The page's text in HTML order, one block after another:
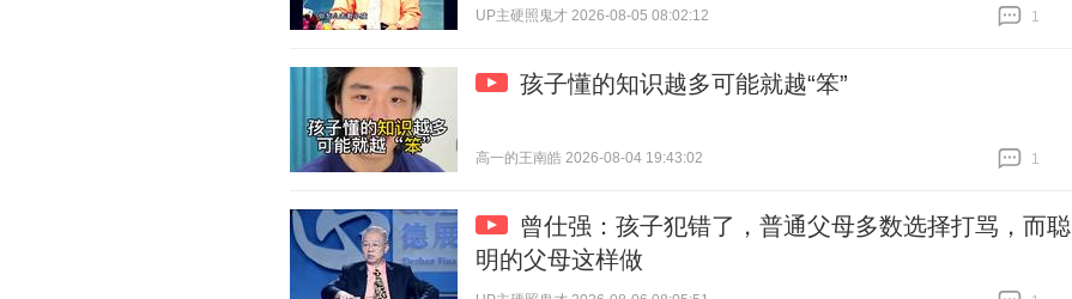
UP主硬照鬼才 2026-08-05 08:02:12
1
孩子懂的知识越多可能就越“笨”
高一的王南皓 2026-08-04 19:43:02
1
曾仕强：孩子犯错了，普通父母多数选择打骂，而聪
明的父母这样做